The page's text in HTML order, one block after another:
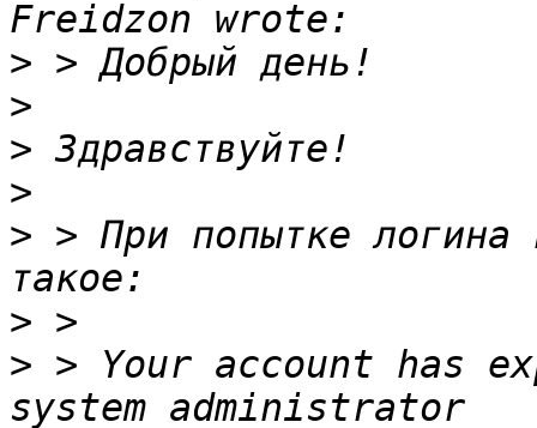
>
>
>
>
> > При попытке логина
>
> > Your account has